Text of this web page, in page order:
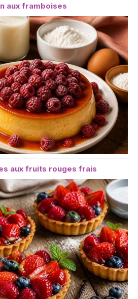
aux framboises
aux fruits rouges frais